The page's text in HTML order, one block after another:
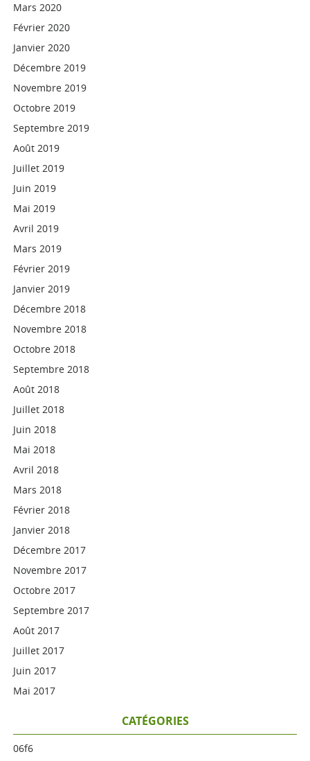
Mars 2020
Février 2020
Janvier 2020
Décembre 2019
Novembre 2019
Octobre 2019
Septembre 2019
Août 2019
Juillet 2019
Juin 2019
Mai 2019
Avril 2019
Mars 2019
Février 2019
Janvier 2019
Décembre 2018
Novembre 2018
Octobre 2018
Septembre 2018
Août 2018
Juillet 2018
Juin 2018
Mai 2018
Avril 2018
Mars 2018
Février 2018
Janvier 2018
Décembre 2017
Novembre 2017
Octobre 2017
Septembre 2017
Août 2017
Juillet 2017
Juin 2017
Mai 2017
CATÉGORIES
06f6